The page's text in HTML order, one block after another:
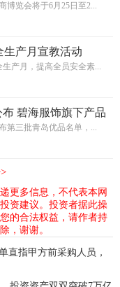
博览会将于6月25日至2...
生产月宣教活动
生产月，提高全员安全素...
碧海服饰旗下产品
第三批青岛优品名单，...
更多信息，不代表本网
资建议。投资者据此操
的合法权益，请作者持
，谢谢。
直指甲方前采购人员，